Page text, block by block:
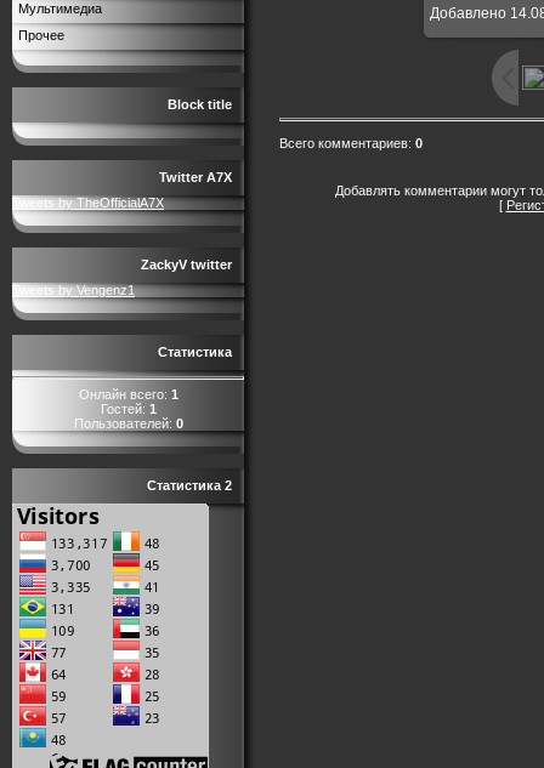
Мультимедиа
Прочее
Block title
Twitter A7X
Tweets by TheOfficialA7X
ZackyV twitter
Tweets by Vengenz1
Статистика
Онлайн всего: 1
Гостей: 1
Пользователей: 0
Статистика 2
Добавлено
Всего комментариев: 0
Добавлять комментарии могут
[